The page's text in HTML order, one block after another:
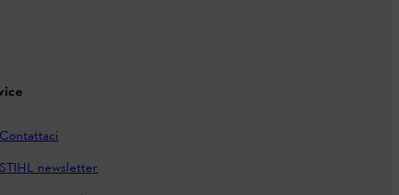
Contattaci
STIHL newsletter